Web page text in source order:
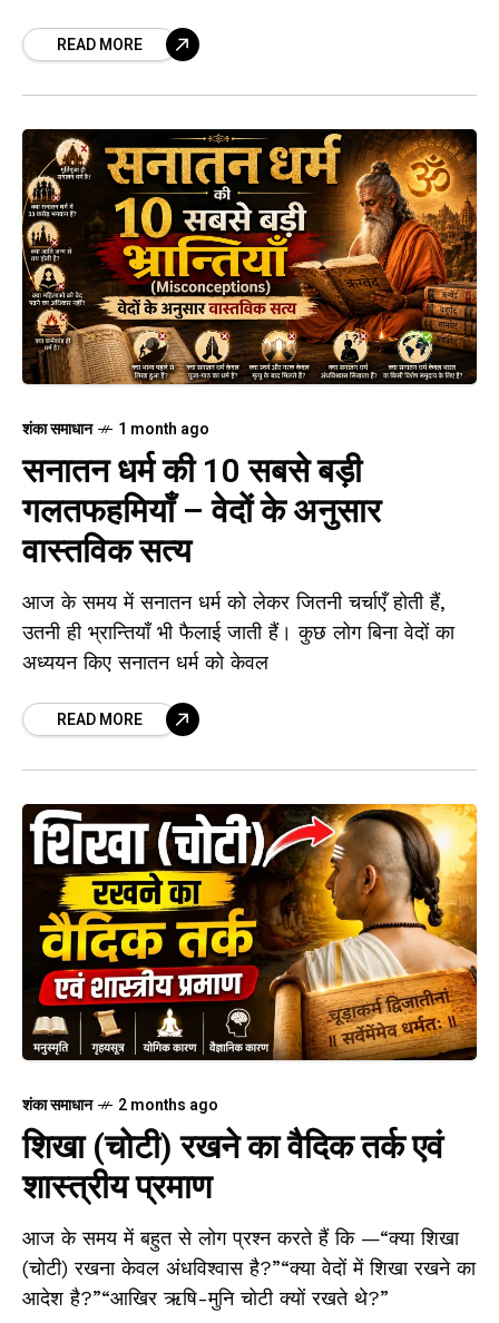
READ MORE
शंका समाधान 1 month ago
सनातन धर्म की 10 सबसे बड़ी
गलतफहमियाँ – वेदों के अनुसार
वास्तविक सत्य
आज के समय में सनातन धर्म को लेकर जितनी चर्चाएँ होती हैं,
उतनी ही भ्रान्तियाँ भी फैलाई जाती हैं। कुछ लोग बिना वेदों का
अध्ययन किए सनातन धर्म को केवल
READ MORE
शंका समाधान 2 months ago
शिखा (चोटी) रखने का वैदिक तर्क एवं
शास्त्रीय प्रमाण
आज के समय में बहुत से लोग प्रश्न करते हैं कि —“क्या शिखा
(चोटी) रखना केवल अंधविश्वास है?”“क्या वेदों में शिखा रखने का
आदेश है?”“आखिर ऋषि-मुनि चोटी क्यों रखते थे?”